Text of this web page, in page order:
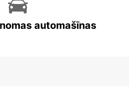
automašīnas